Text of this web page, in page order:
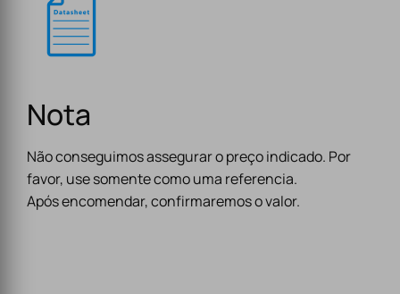
Nota
Não conseguimos assegurar o preço indicado. Por
favor, use somente como uma referencia.
Após encomendar, confirmaremos o valor.